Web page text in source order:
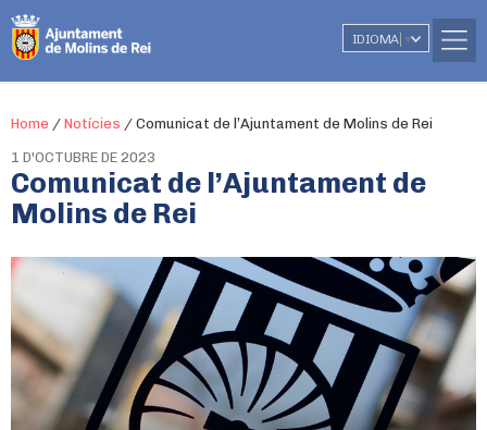
IDIOMA ▼
Home / Notícies / Comunicat de l’Ajuntament de Molins de Rei
1 D'OCTUBRE DE 2023
Comunicat de l’Ajuntament de
Molins de Rei